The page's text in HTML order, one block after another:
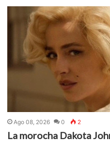
Ago 08, 2026 0 2
La morocha Dakota